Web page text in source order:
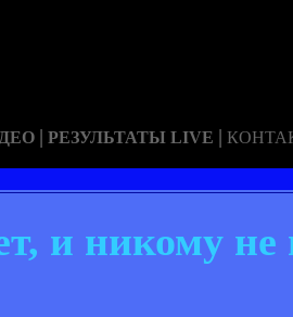
| РЕЗУЛЬТАТЫ LIVE |
и никому не